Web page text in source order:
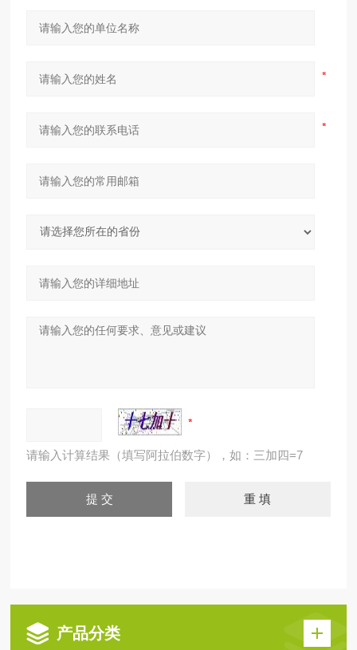
请输入计算结果（填写阿拉伯数字），如：三加四=7
产品分类